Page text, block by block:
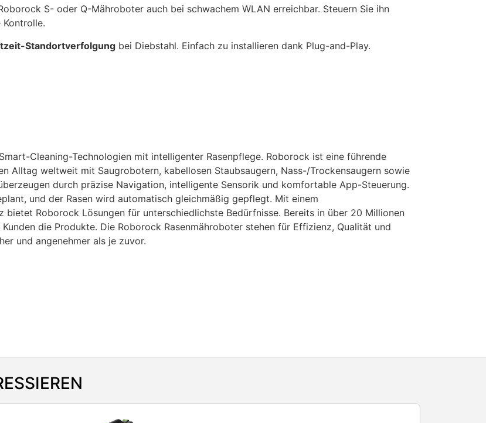
S- oder Q-Mähroboter auch bei schwachem WLAN erreichbar. Steuern Sie ihn
Standortverfolgung bei Diebstahl. Einfach zu installieren dank Plug-and-Play.
Cleaning-Technologien mit intelligenter Rasenpflege. Roborock ist eine führende
Alltag weltweit mit Saugrobotern, kabellosen Staubsaugern, Nass-/Trockensaugern sowie
durch präzise Navigation, intelligente Sensorik und komfortable App-Steuerung.
und der Rasen wird automatisch gleichmäßig gepflegt. Mit einem
Roborock Lösungen für unterschiedlichste Bedürfnisse. Bereits in über 20 Millionen
die Produkte. Die Roborock Rasenmähroboter stehen für Effizienz, Qualität und
und angenehmer als je zuvor.